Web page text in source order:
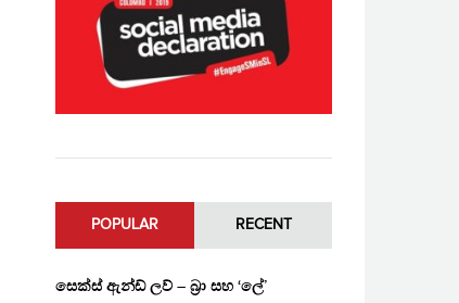
POPULAR RECENT
සෙක්ස් ඇන්ඩ් ලව් – බ්‍රා සහ ‘ලේ’